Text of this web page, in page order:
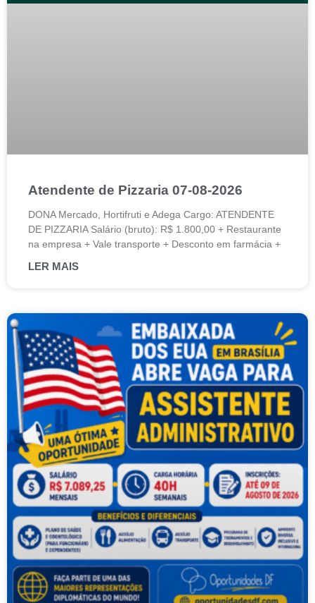
Atendente de Pizzaria 07-08-2026
DONA Mercado, Hortifruti e Adega Cargo: ATENDENTE
DE PIZZARIA Salário (bruto): R$ 1.800,00 + Restaurante
na empresa + Vale transporte + Desconto em farmácia +
LER MAIS